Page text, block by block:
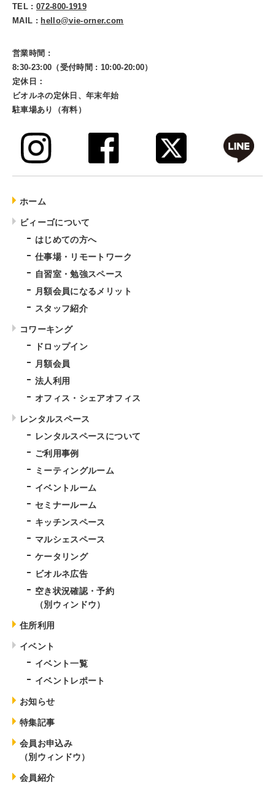
TEL : 072-800-1919
MAIL : hello@vie-orner.com
営業時間 :
8:30-23:00（受付時間 : 10:00-20:00）
定休日：
ビオルネの定休日、年末年始
駐車場あり（有料）
ホーム
ビィーゴについて
はじめての方へ
仕事場・リモートワーク
自習室・勉強スペース
月額会員になるメリット
スタッフ紹介
コワーキング
ドロップイン
月額会員
法人利用
オフィス・シェアオフィス
レンタルスペース
レンタルスペースについて
ご利用事例
ミーティングルーム
イベントルーム
セミナールーム
キッチンスペース
マルシェスペース
ケータリング
ビオルネ広告
空き状況確認・予約
（別ウィンドウ）
住所利用
イベント
イベント一覧
イベントレポート
お知らせ
特集記事
会員お申込み
（別ウィンドウ）
会員紹介